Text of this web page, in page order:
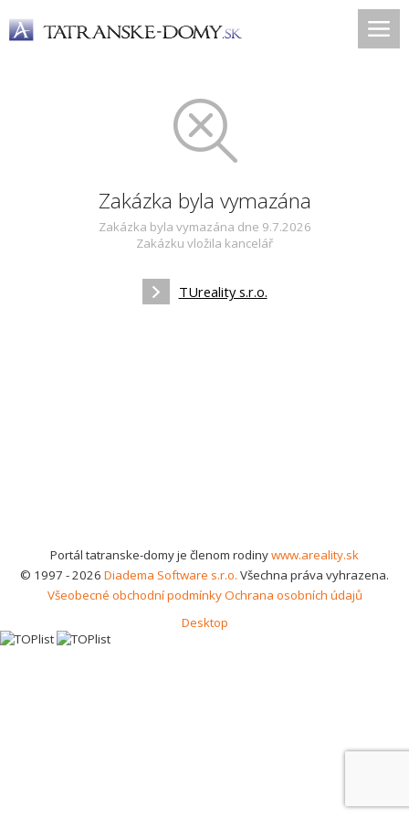
Zakázka byla vymazána
Zakázka byla vymazána dne 9.7.2026
Zakázku vložila kancelář
TUreality s.r.o.
Portál tatranske-domy je členom rodinywww.areality.sk
© 1997 - 2026 Diadema Software s.r.o. Všechna práva vyhrazena.
Všeobecné obchodní podmínkyOchrana osobních údajů
Desktop